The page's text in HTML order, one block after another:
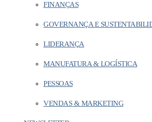
FINANÇAS
GOVERNANÇA E
LIDERANÇA
MANUFATURA & LOGÍSTICA
PESSOAS
VENDAS & MARKETING